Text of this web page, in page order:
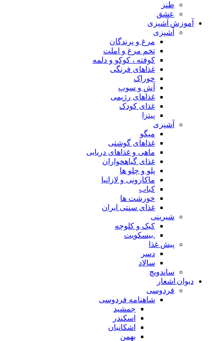
طنز
عشق
آموزش آشپزی
آشپزی
مرغ و پرندگان
تخم مرغ و املت
کوفته ، کوکو و دلمه
غذاهای فرنگی
خوراک
آش و سوپ
غذاهای رژیمی
غذای کودک
پیتزا
آشپزی
میگو
غذاهای گوشتی
ماهی و غذاهای دریایی
غذای گیاهخواران
پلو و چلو ها
ماکارونی و لازانیا
کباب
خورشت ها
غذای سنتی ایران
شیرینی
کیک و کلوچه
.بیسکویت
پیش غذا
دسر
سالاد
ساندویچ
دیوان اشعار
فردوسی
شاهنامه فردوسی
جمشید
اسکندر
اشکانیان
بهمن